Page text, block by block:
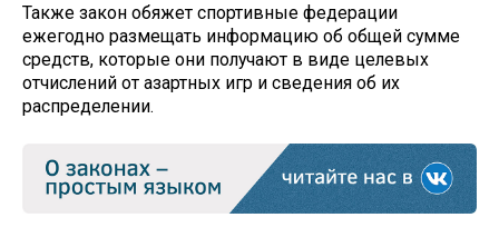
Также закон обяжет спортивные федерации
ежегодно размещать информацию об общей сумме
средств, которые они получают в виде целевых
отчислений от азартных игр и сведения об их
распределении.